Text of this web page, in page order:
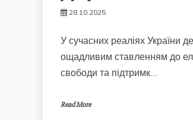
28.10.2025
У сучасних реаліях України
ощадливим ставленням до
свободи та підтримк…
Read More